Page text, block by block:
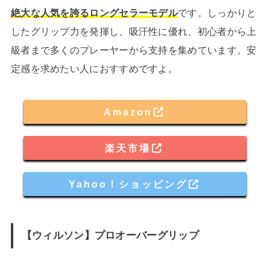
絶大な人気を誇るロングセラーモデルです。しっかりと
したグリップ力を発揮し、吸汗性に優れ、初心者から上
級者まで多くのプレーヤーから支持を集めています。安
定感を求めたい人におすすめですよ。
Amazon
楽天市場
Yahoo！ショッピング
【ウィルソン】プロオーバーグリップ